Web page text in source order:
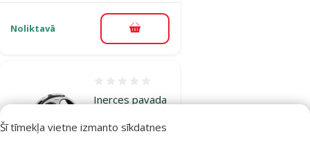
Šī tīmekļa vietne izmanto sīkdatnes
Noliktavā Pievienot grozam
Inerces pavada
New Comfort